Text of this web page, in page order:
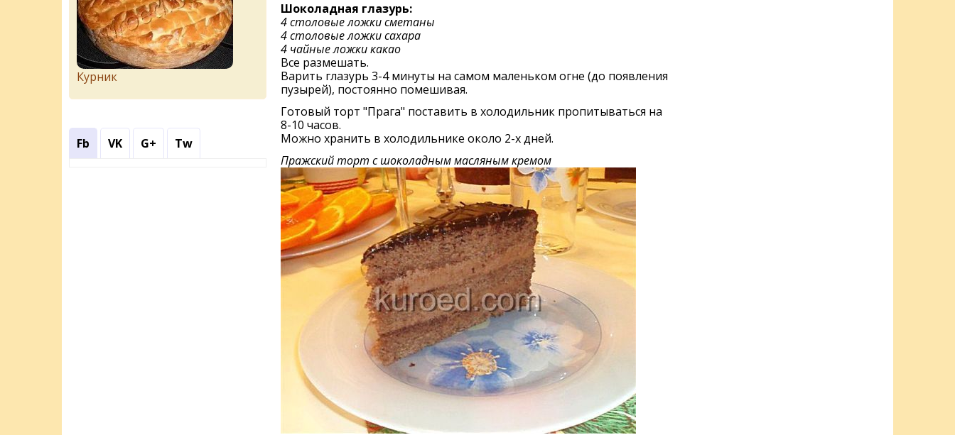
Шоколадная глазурь:
4 столовые ложки сметаны
4 столовые ложки сахара
4 чайные ложки какао
Все размешать.
Варить глазурь 3-4 минуты на самом маленьком огне (до появления
пузырей), постоянно помешивая.
Готовый торт "Прага" поставить в холодильник пропитываться на
8-10 часов.
Можно хранить в холодильнике около 2-х дней.
Пражский торт с шоколадным масляным кремом
Курник
Fb VK G+ Tw